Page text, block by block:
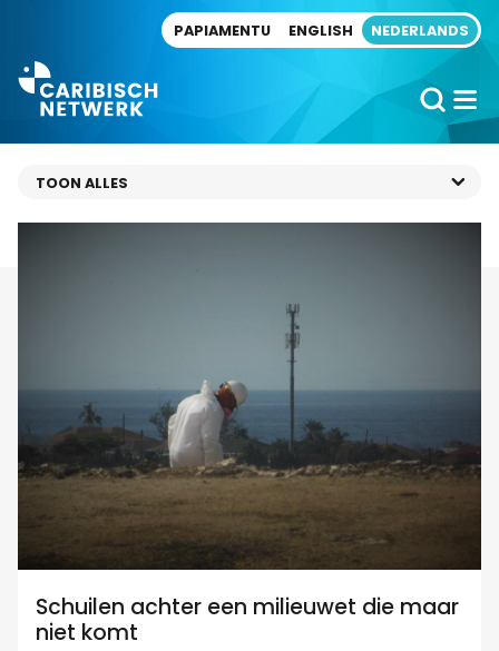
PAPIAMENTU ENGLISH NEDERLANDS
Schuilen achter een milieuwet die maar
niet komt